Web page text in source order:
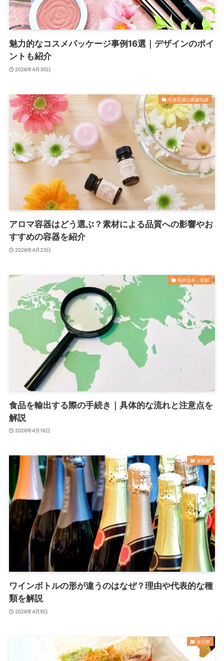
魅力的なコスメパッケージ事例16選｜デザインのポイ
ントも紹介
2026年4月30日
包装容器の基礎知識
アロマ容器はどう選ぶ？素材による品質への影響やお
すすめの容器を紹介
2026年4月23日
海外法令・規制
食品を輸出する際の手続き｜具体的な流れと注意点を
解説
2026年4月16日
未分類
ワインボトルの形が違うのはなぜ？理由や代表的な種
類を解説
2026年4月9日
未分類